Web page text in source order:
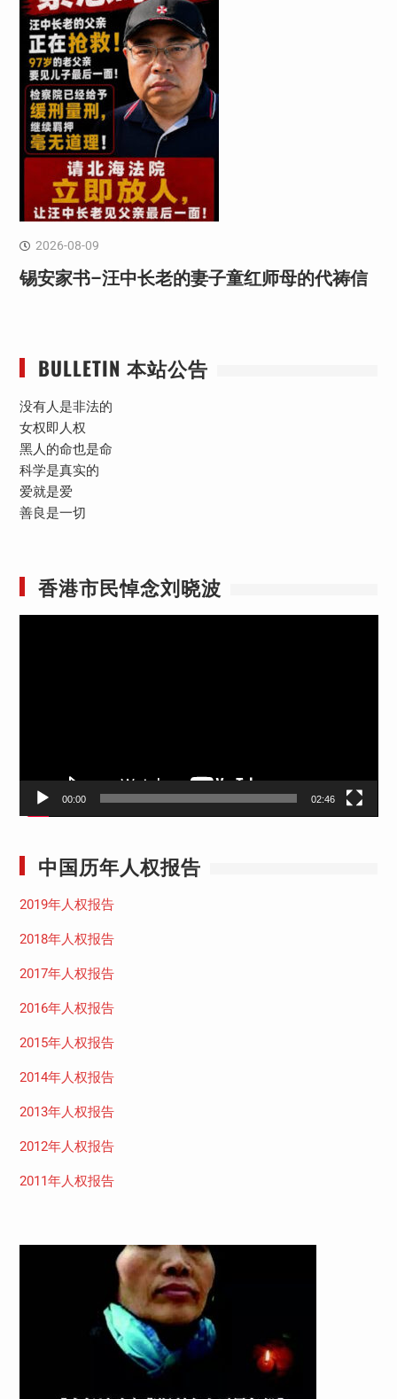
2026-08-09
锡安家书–汪中长老的妻子童红⁩师母的代祷信
BULLETIN 本站公告
没有人是非法的
女权即人权
黑人的命也是命
科学是真实的
爱就是爱
善良是一切
香港市民悼念刘晓波
00:00 02:46
中国历年人权报告
2019年人权报告
2018年人权报告
2017年人权报告
2016年人权报告
2015年人权报告
2014年人权报告
2013年人权报告
2012年人权报告
2011年人权报告